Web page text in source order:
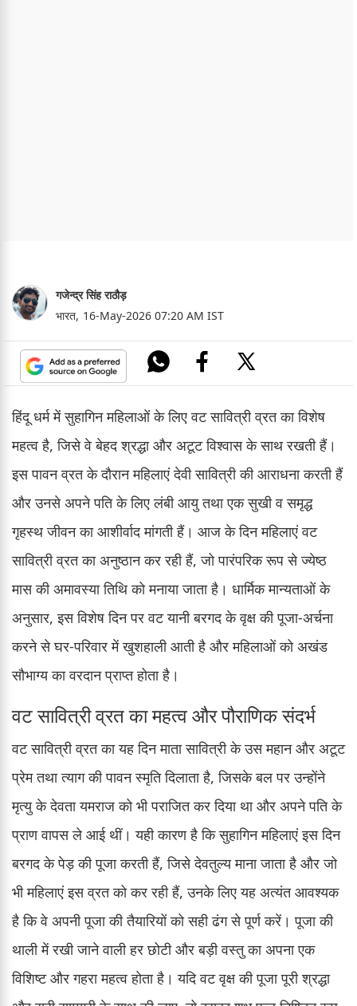
गजेन्द्र सिंह राठौड़
भारत, 16-May-2026 07:20 AM IST
हिंदू धर्म में सुहागिन महिलाओं के लिए वट सावित्री व्रत का विशेष
महत्व है, जिसे वे बेहद श्रद्धा और अटूट विश्वास के साथ रखती हैं।
इस पावन व्रत के दौरान महिलाएं देवी सावित्री की आराधना करती हैं
और उनसे अपने पति के लिए लंबी आयु तथा एक सुखी व समृद्ध
गृहस्थ जीवन का आशीर्वाद मांगती हैं। आज के दिन महिलाएं वट
सावित्री व्रत का अनुष्ठान कर रही हैं, जो पारंपरिक रूप से ज्येष्ठ
मास की अमावस्या तिथि को मनाया जाता है। धार्मिक मान्यताओं के
अनुसार, इस विशेष दिन पर वट यानी बरगद के वृक्ष की पूजा-अर्चना
करने से घर-परिवार में खुशहाली आती है और महिलाओं को अखंड
सौभाग्य का वरदान प्राप्त होता है।
वट सावित्री व्रत का महत्व और पौराणिक संदर्भ
वट सावित्री व्रत का यह दिन माता सावित्री के उस महान और अटूट
प्रेम तथा त्याग की पावन स्मृति दिलाता है, जिसके बल पर उन्होंने
मृत्यु के देवता यमराज को भी पराजित कर दिया था और अपने पति के
प्राण वापस ले आई थीं। यही कारण है कि सुहागिन महिलाएं इस दिन
बरगद के पेड़ की पूजा करती हैं, जिसे देवतुल्य माना जाता है और जो
भी महिलाएं इस व्रत को कर रही हैं, उनके लिए यह अत्यंत आवश्यक
है कि वे अपनी पूजा की तैयारियों को सही ढंग से पूर्ण करें। पूजा की
थाली में रखी जाने वाली हर छोटी और बड़ी वस्तु का अपना एक
विशिष्ट और गहरा महत्व होता है। यदि वट वृक्ष की पूजा पूरी श्रद्धा